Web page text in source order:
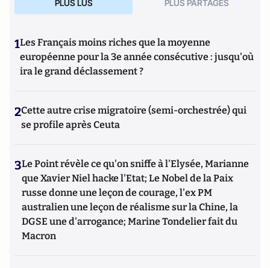
PLUS LUS PLUS PARTAGES
1Les Français moins riches que la moyenne
européenne pour la 3e année consécutive : jusqu'où
ira le grand déclassement ?
2Cette autre crise migratoire (semi-orchestrée) qui
se profile après Ceuta
3Le Point révèle ce qu'on sniffe à l'Elysée, Marianne
que Xavier Niel hacke l'Etat; Le Nobel de la Paix
russe donne une leçon de courage, l'ex PM
australien une leçon de réalisme sur la Chine, la
DGSE une d'arrogance; Marine Tondelier fait du
Macron